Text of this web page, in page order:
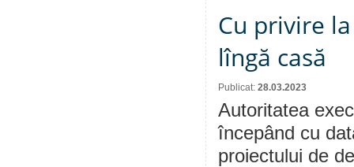
Cu privire
lîngă casă
Publicat: 28.03.2023
Autoritatea
începând cu
proiectului de